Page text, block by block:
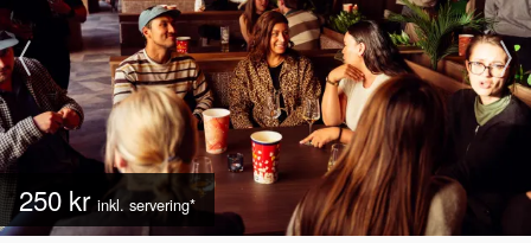
250 kr inkl. servering*